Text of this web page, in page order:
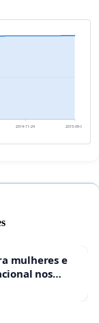
2014-11-24 2015-09-08
mulheres e
nos